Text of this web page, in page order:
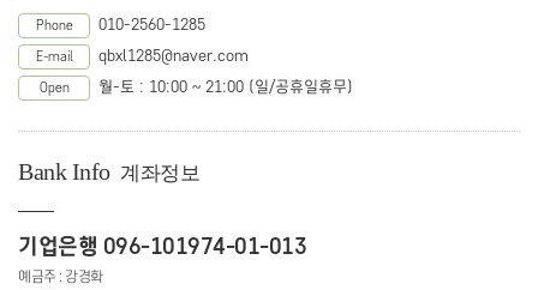
Phone 010-2560-1285
E-mail qbxl1285@naver.com
Open 월-토 : 10:00 ~ 21:00 (일/공휴일휴무)
Bank Info 계좌정보
기업은행 096-101974-01-013
예금주 : 강경화